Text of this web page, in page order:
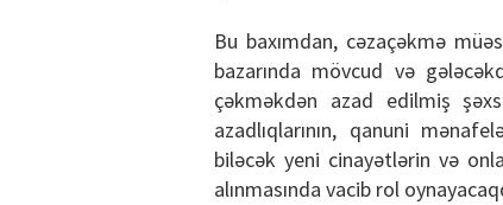
Bu baxımdan, cəzaçəkmə
bazarında mövcud və
çəkməkdən azad edilmiş
azadlıqlarının, qanuni
biləcək yeni cinayətlərin və
alınmasında vacib rol